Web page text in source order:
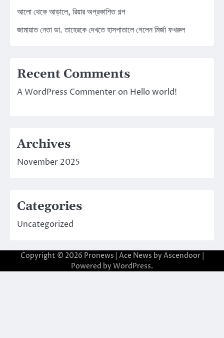
আলো থেকে আড়ালে, রিয়ার অপ্রকাশিত গল্প
জামায়াত নেতা ডা. তাহেরকে দেখতে হাসপাতালে গেলেন মির্জা ফখরুল
Recent Comments
A WordPress Commenter on Hello world!
Archives
November 2025
Categories
Uncategorized
Copyright © 2026 Pronews | Ace News by Ascendoor|
Powered by WordPress.